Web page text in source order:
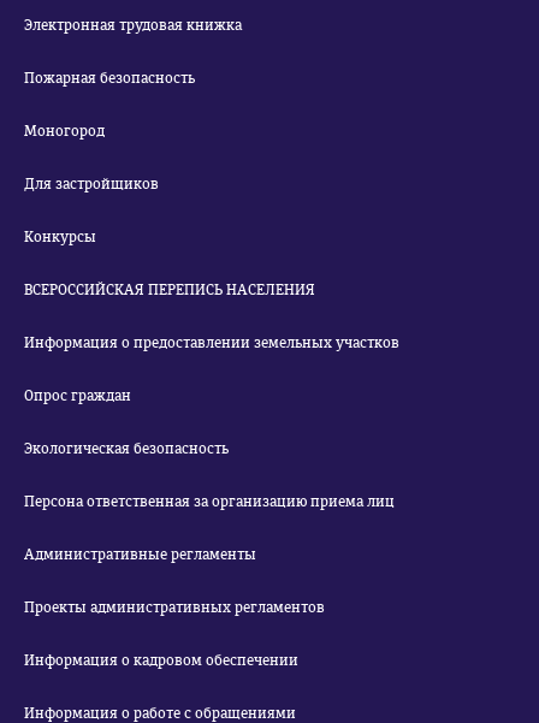
Электронная трудовая книжка
Пожарная безопасность
Моногород
Для застройщиков
Конкурсы
ВСЕРОССИЙСКАЯ ПЕРЕПИСЬ НАСЕЛЕНИЯ
Информация о предоставлении земельных участков
Опрос граждан
Экологическая безопасность
Персона ответственная за организацию приема лиц
Административные регламенты
Проекты административных регламентов
Информация о кадровом обеспечении
Информация о работе с обращениями